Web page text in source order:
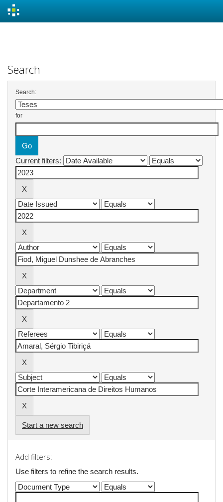
Search
Search:
for
Current filters:
Start a new search
Add filters:
Use filters to refine the search results.